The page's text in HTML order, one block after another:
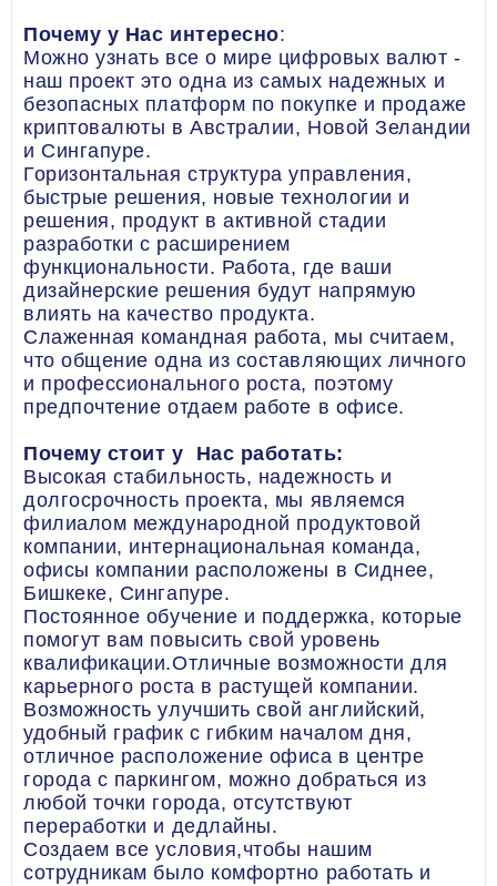
Почему у Нас интересно:
Можно узнать все о мире цифровых валют -
наш проект это одна из самых надежных и
безопасных платформ по покупке и продаже
криптовалюты в Австралии, Новой Зеландии
и Сингапуре.
Горизонтальная структура управления,
быстрые решения, новые технологии и
решения, продукт в активной стадии
разработки с расширением
функциональности. Работа, где ваши
дизайнерские решения будут напрямую
влиять на качество продукта.
Слаженная командная работа, мы считаем,
что общение одна из составляющих личного
и профессионального роста, поэтому
предпочтение отдаем работе в офисе.
Почему стоит у Нас работать:
Высокая стабильность, надежность и
долгосрочность проекта, мы являемся
филиалом международной продуктовой
компании, интернациональная команда,
офисы компании расположены в Сиднее,
Бишкеке, Сингапуре.
Постоянное обучение и поддержка, которые
помогут вам повысить свой уровень
квалификации.Отличные возможности для
карьерного роста в растущей компании.
Возможность улучшить свой английский,
удобный график с гибким началом дня,
отличное расположение офиса в центре
города с паркингом, можно добраться из
любой точки города, отсутствуют
переработки и дедлайны.
Создаем все условия,чтобы нашим
сотрудникам было комфортно работать и